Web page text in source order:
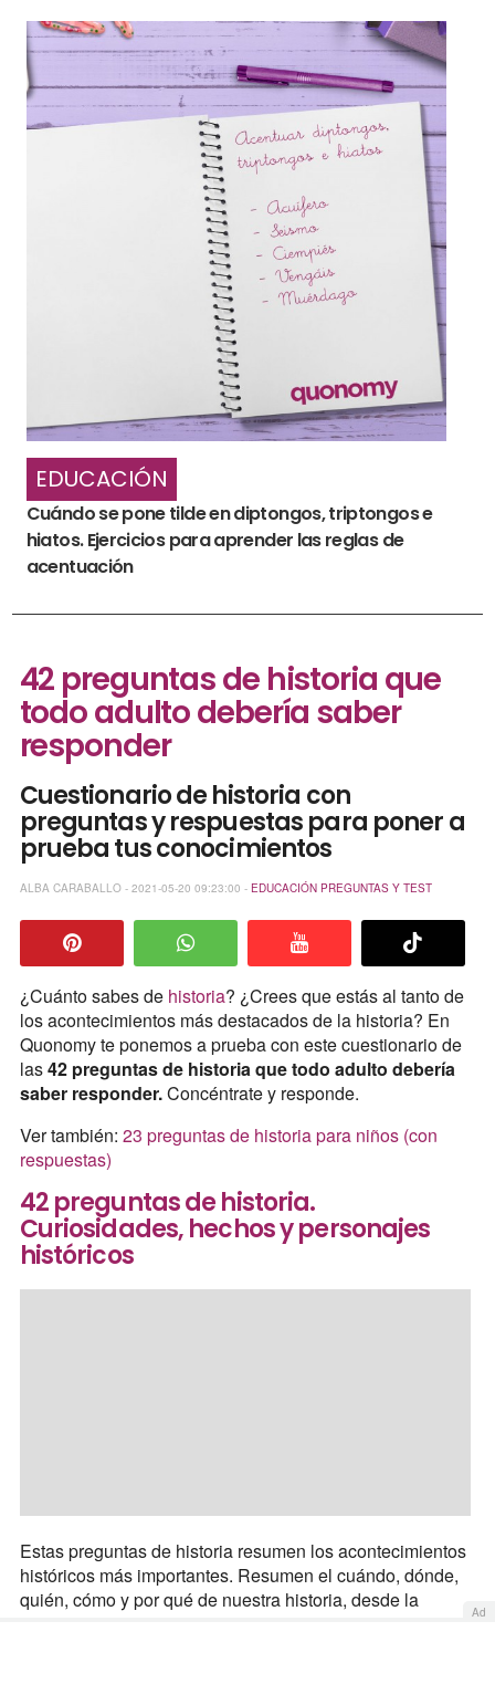
EDUCACIÓN
Cuándo se pone tilde en diptongos, triptongos e
hiatos. Ejercicios para aprender las reglas de
acentuación
42 preguntas de historia que
todo adulto debería saber
responder
Cuestionario de historia con
preguntas y respuestas para poner a
prueba tus conocimientos
ALBA CARABALLO - 2021-05-20 09:23:00 - EDUCACIÓN PREGUNTAS Y TEST
¿Cuánto sabes de historia? ¿Crees que estás al tanto de
los acontecimientos más destacados de la historia? En
Quonomy te ponemos a prueba con este cuestionario de
las42 preguntas de historia que todo adulto debería
saber responder.Concéntrate y responde.
Ver también: 23 preguntas de historia para niños (con
respuestas)
42 preguntas de historia.
Curiosidades, hechos y personajes
históricos
Estas preguntas de historia resumen los acontecimientos
históricos más importantes. Resumen el cuándo, dónde,
quién, cómo y por qué de nuestra historia, desde la
Ad